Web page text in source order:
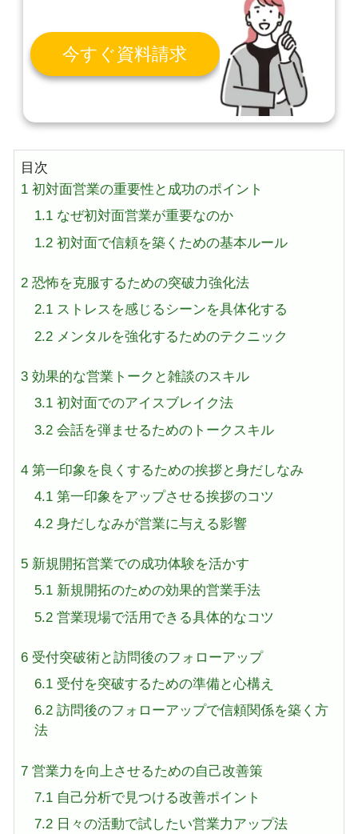
今すぐ資料請求
目次
1 初対面営業の重要性と成功のポイント
1.1なぜ初対面営業が重要なのか
1.2初対面で信頼を築くための基本ルール
2 恐怖を克服するための突破力強化法
2.1ストレスを感じるシーンを具体化する
2.2メンタルを強化するためのテクニック
3 効果的な営業トークと雑談のスキル
3.1初対面でのアイスブレイク法
3.2会話を弾ませるためのトークスキル
4 第一印象を良くするための挨拶と身だしなみ
4.1第一印象をアップさせる挨拶のコツ
4.2身だしなみが営業に与える影響
5 新規開拓営業での成功体験を活かす
5.1新規開拓のための効果的営業手法
5.2営業現場で活用できる具体的なコツ
6 受付突破術と訪問後のフォローアップ
6.1受付を突破するための準備と心構え
6.2訪問後のフォローアップで信頼関係を築く方
法
7 営業力を向上させるための自己改善策
7.1自己分析で見つける改善ポイント
7.2日々の活動で試したい営業力アップ法